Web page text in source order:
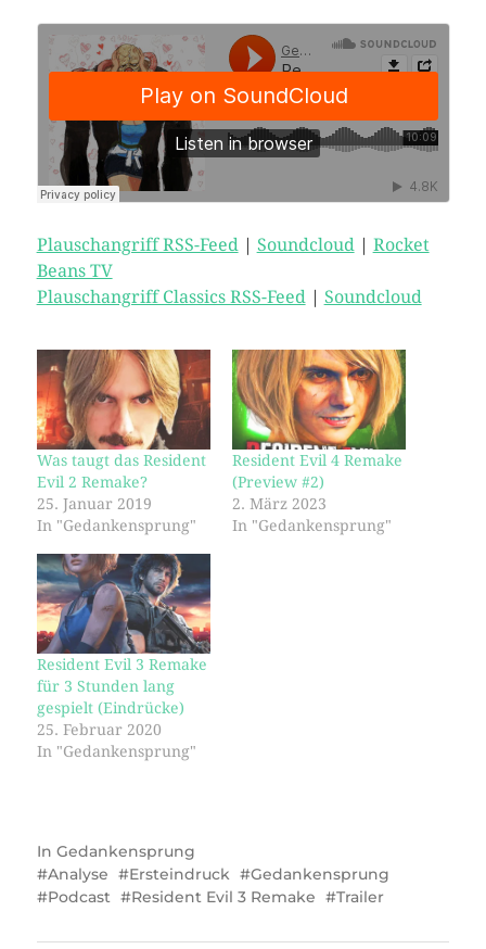
Plauschangriff RSS-Feed| Soundcloud| Rocket
Beans TV
Plauschangriff Classics RSS-Feed| Soundcloud
Was taugt das Resident
Evil 2 Remake?
25. Januar 2019
In "Gedankensprung"
Resident Evil 4 Remake
(Preview #2)
2. März 2023
In "Gedankensprung"
Resident Evil 3 Remake
für 3 Stunden lang
gespielt (Eindrücke)
25. Februar 2020
In "Gedankensprung"
In Gedankensprung
Analyse
Ersteindruck
Gedankensprung
Podcast
Resident Evil 3 Remake Trailer